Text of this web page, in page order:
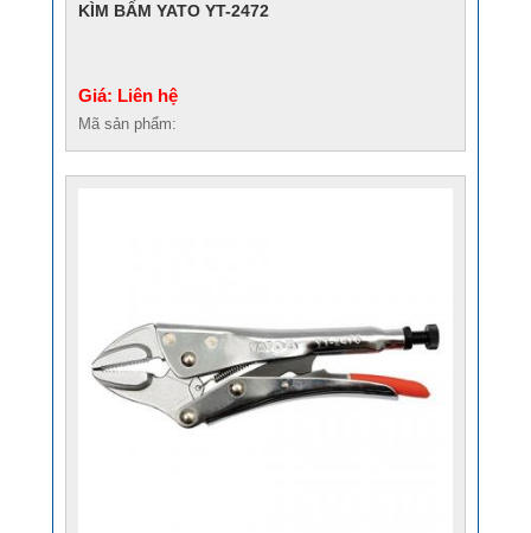
KÌM BẤM YATO YT-2472
Giá: Liên hệ
Mã sản phẩm: